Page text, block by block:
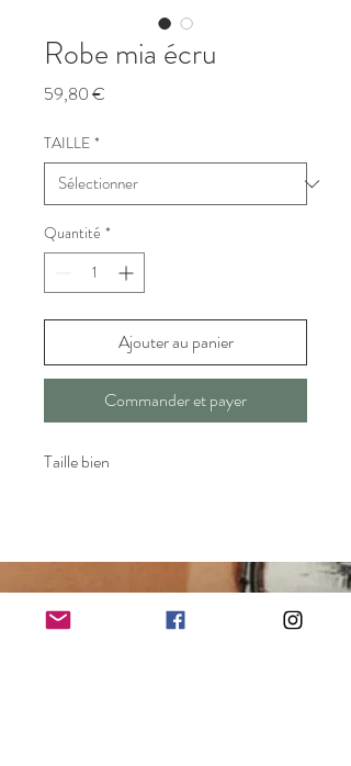
Robe mia écru
59,80 €
TAILLE *
Quantité *
Ajouter au panier
Commander et payer
Taille bien